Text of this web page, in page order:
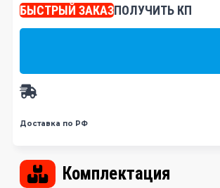
БЫСТРЫЙ ЗАКАЗПОЛУЧИТЬ КП
Доставка по РФ
Комплектация